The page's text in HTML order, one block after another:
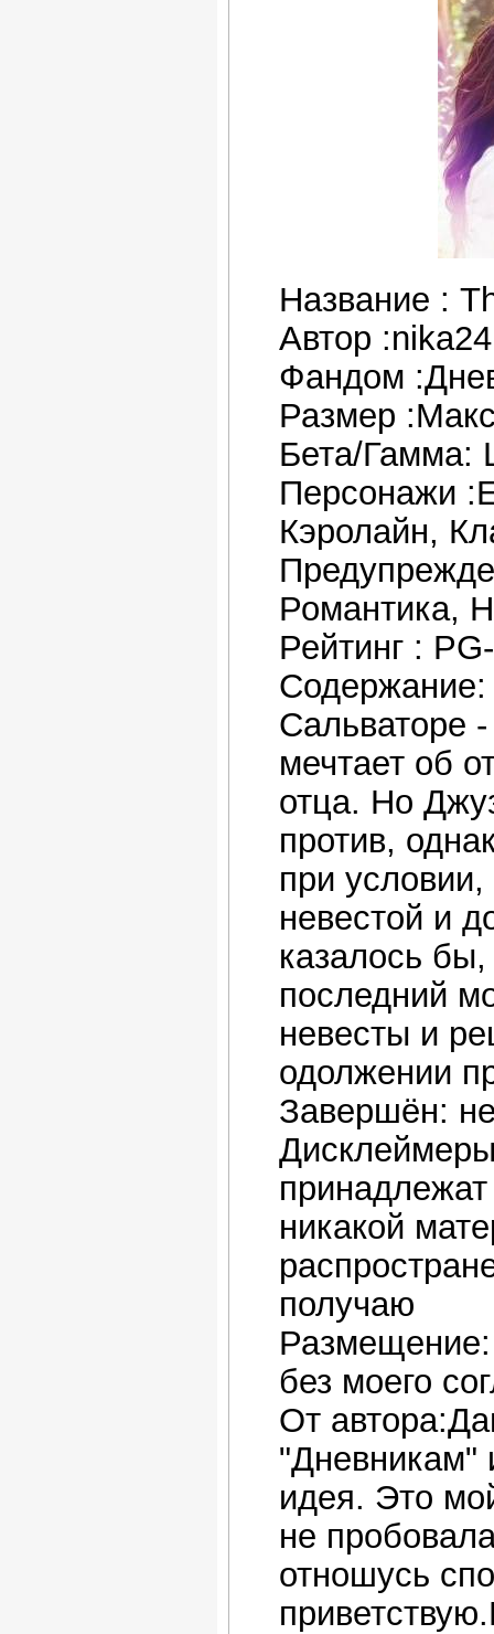
Название :
Автор
Фандом
Размер
Бета/Гамма:
Персонажи
Кэролайн,
Романтика,
Рейтинг :
Содержание:
Сальваторе
мечтает об
отца. Но
против,
при условии,
невестой и
казалось
последний
невесты и
одолжении
Завершён:
никакой
получаю
Размещение:
без моего
От
"Дневникам"
идея. Это
не
отношусь